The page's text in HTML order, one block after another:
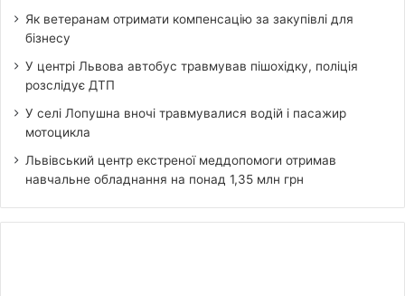
Як ветеранам отримати компенсацію за закупівлі для
бізнесу
У центрі Львова автобус травмував пішохідку, поліція
розслідує ДТП
У селі Лопушна вночі травмувалися водій і пасажир
мотоцикла
Львівський центр екстреної меддопомоги отримав
навчальне обладнання на понад 1,35 млн грн